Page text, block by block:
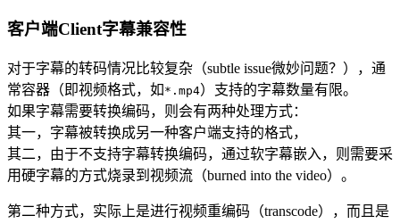
客户端Client字幕兼容性
对于字幕的转码情况比较复杂（subtle issue微妙问题？），通
常容器（即视频格式，如 *.mp4）支持的字幕数量有限。
如果字幕需要转换编码，则会有两种处理方式：
其一，字幕被转换成另一种客户端支持的格式，
其二，由于不支持字幕转换编码，通过软字幕嵌入，则需要采
用硬字幕的方式烧录到视频流（burned into the video）。
第二种方式，实际上是进行视频重编码（transcode），而且是